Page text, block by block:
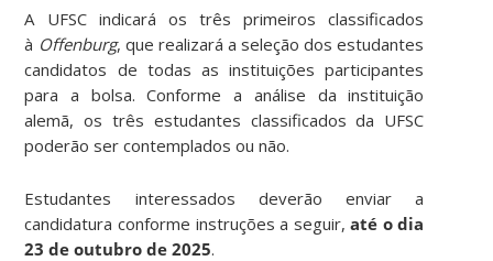
A UFSC indicará os três primeiros classificados
à Offenburg, que realizará a seleção dos estudantes
candidatos de todas as instituições participantes
para a bolsa. Conforme a análise da instituição
alemã, os três estudantes classificados da UFSC
poderão ser contemplados ou não.
Estudantes interessados deverão enviar a
candidatura conforme instruções a seguir,até o dia
23 de outubro de 2025.